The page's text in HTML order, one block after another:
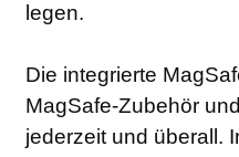
legen.
Die integrierte
MagSafe-Zubehör
jederzeit und überall.